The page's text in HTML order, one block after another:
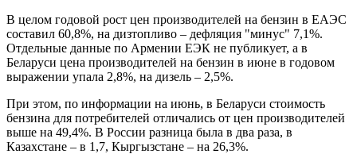
В целом годовой рост цен производителей на бензин в ЕАЭС
составил 60,8%, на дизтопливо – дефляция "минус" 7,1%.
Отдельные данные по Армении ЕЭК не публикует, а в
Беларуси цена производителей на бензин в июне в годовом
выражении упала 2,8%, на дизель – 2,5%.
При этом, по информации на июнь, в Беларуси стоимость
бензина для потребителей отличались от цен производителей
выше на 49,4%. В России разница была в два раза, в
Казахстане – в 1,7, Кыргызстане – на 26,3%.